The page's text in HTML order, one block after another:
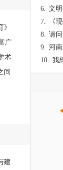
广
术
间
建
6. 文明
7.
《现
8. 请问
9. 河南
10. 我想